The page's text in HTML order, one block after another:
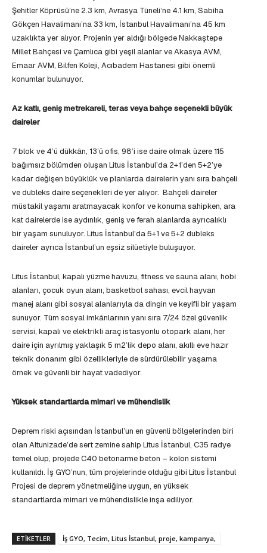
Şehitler Köprüsü’ne 2.3 km, Avrasya Tüneli’ne 4.1 km, Sabiha
Gökçen Havalimanı’na 33 km, İstanbul Havalimanı’na 45 km
uzaklıkta yer alıyor. Projenin yer aldığı bölgede Nakkaştepe
Millet Bahçesi ve Çamlıca gibi yeşil alanlar ve Akasya AVM,
Emaar AVM, Bilfen Koleji, Acıbadem Hastanesi gibi önemli
konumlar bulunuyor.
Az katlı, geniş metrekareli, teras veya bahçe seçenekli büyük
daireler
7 blok ve 4’ü dükkân, 13’ü ofis, 98’i ise daire olmak üzere 115
bağımsız bölümden oluşan Litus İstanbul’da 2+1’den 5+2’ye
kadar değişen büyüklük ve planlarda dairelerin yanı sıra bahçeli
ve dubleks daire seçenekleri de yer alıyor. Bahçeli daireler
müstakil yaşamı aratmayacak konfor ve konuma sahipken, ara
kat dairelerde ise aydınlık, geniş ve ferah alanlarda ayrıcalıklı
bir yaşam sunuluyor. Litus İstanbul’da 5+1 ve 5+2 dubleks
daireler ayrıca İstanbul’un eşsiz silüetiyle buluşuyor.
Litus İstanbul, kapalı yüzme havuzu, fitness ve sauna alanı, hobi
alanları, çocuk oyun alanı, basketbol sahası, evcil hayvan
manej alanı gibi sosyal alanlarıyla da dingin ve keyifli bir yaşam
sunuyor. Tüm sosyal imkânlarının yanı sıra 7/24 özel güvenlik
servisi, kapalı ve elektrikli araç istasyonlu otopark alanı, her
daire için ayrılmış yaklaşık 5 m2’lik depo alanı, akıllı eve hazır
teknik donanım gibi özellikleriyle de sürdürülebilir yaşama
örnek ve güvenli bir hayat vadediyor.
Yüksek standartlarda mimari ve mühendislik
Deprem riski açısından İstanbul’un en güvenli bölgelerinden biri
olan Altunizade’de sert zemine sahip Litus İstanbul, C35 radye
temel olup, projede C40 betonarme beton – kolon sistemi
kullanıldı. İş GYO’nun, tüm projelerinde olduğu gibi Litus İstanbul
Projesi de deprem yönetmeliğine uygun, en yüksek
standartlarda mimari ve mühendislikle inşa ediliyor.
ETIKETLER İş GYO, Tecim, Litus İstanbul, proje, kampanya,